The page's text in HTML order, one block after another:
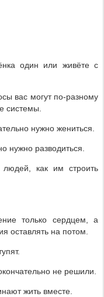
один или живёте с
вас могут по-разному
системы.
нужно жениться.
нужно разводиться.
как им строить
только сердцем, а
оставлять на потом.
не решили.
жить вместе.